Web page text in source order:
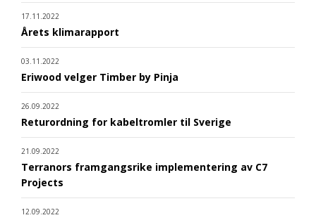
17.11.2022
Årets klimarapport
03.11.2022
Eriwood velger Timber by Pinja
26.09.2022
Returordning for kabeltromler til Sverige
21.09.2022
Terranors framgangsrike implementering av C7
Projects
12.09.2022